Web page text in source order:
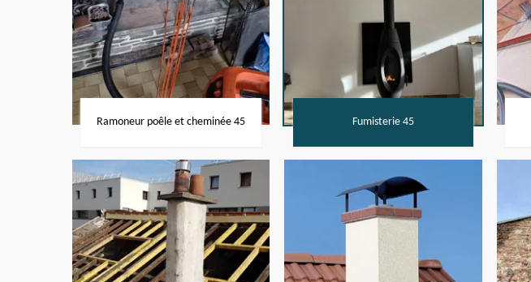
Ramoneur poêle et cheminée 45 Fumisterie 45